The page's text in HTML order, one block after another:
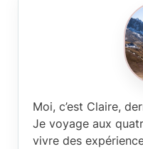
Moi, c’est Claire,
Je voyage aux
vivre des